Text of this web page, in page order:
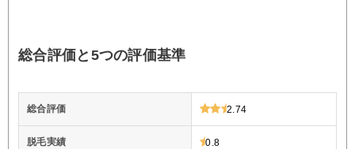
総合評価と5つの評価基準
総合評価 2.74
脱毛実績 0.8